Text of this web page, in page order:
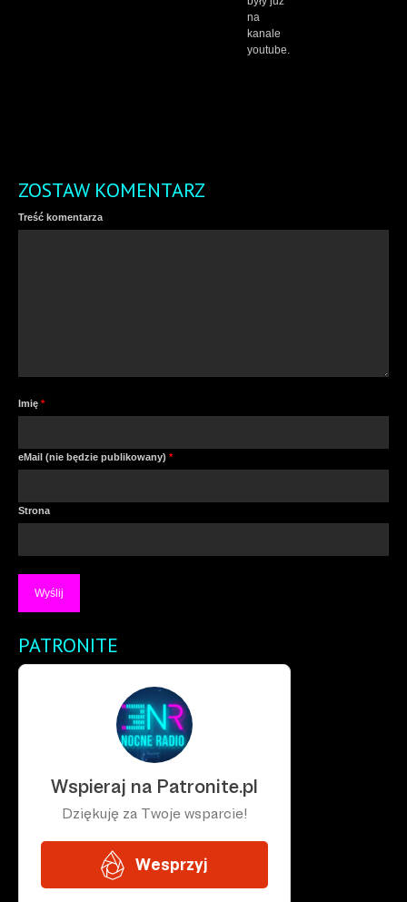
na
kanale
youtube.
ZOSTAW KOMENTARZ
Treść komentarza
Imię *
eMail (nie będzie publikowany) *
Strona
PATRONITE